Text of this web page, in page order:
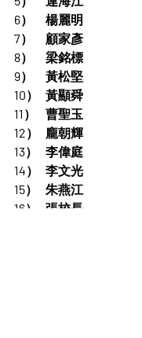
6）	楊麗明
7）	顧家彥
8）	梁銘標
9）	黃松堅
10）	黃顯舜
11）	曹聖玉
12）	龐朝輝
13）	李偉庭
14）	李文光
15）	朱燕江
16）	張校長